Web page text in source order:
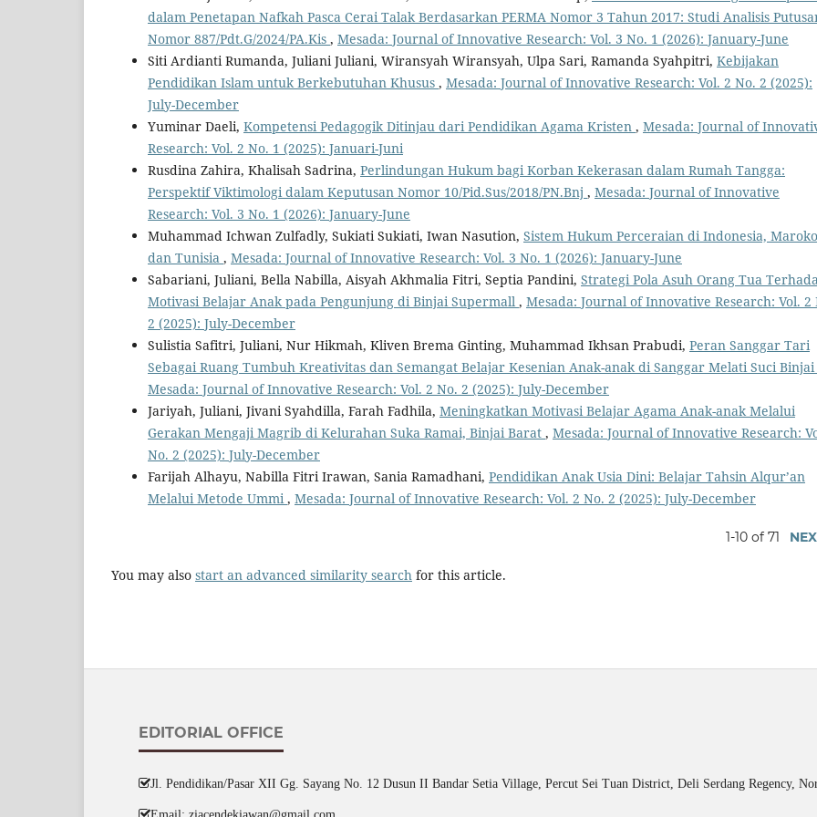
dalam Penetapan Nafkah Pasca Cerai Talak Berdasarkan PERMA Nomor 3 Tahun 2017: Studi Analisis
Nomor 887/Pdt.G/2024/PA.Kis , Mesada: Journal of Innovative Research: Vol. 3 No. 1 (2026): January-June
Siti Ardianti Rumanda, Juliani Juliani, Wiransyah Wiransyah, Ulpa Sari, Ramanda Syahpitri, Kebijakan
Pendidikan Islam untuk Berkebutuhan Khusus , Mesada: Journal of Innovative Research: Vol. 2 No. 2 (2025):
July-December
Yuminar Daeli, Kompetensi Pedagogik Ditinjau dari Pendidikan Agama Kristen , Mesada: Journal of
Research: Vol. 2 No. 1 (2025): Januari-Juni
Rusdina Zahira, Khalisah Sadrina, Perlindungan Hukum bagi Korban Kekerasan dalam Rumah Tangga:
Perspektif Viktimologi dalam Keputusan Nomor 10/Pid.Sus/2018/PN.Bnj , Mesada: Journal of Innovative
Research: Vol. 3 No. 1 (2026): January-June
Muhammad Ichwan Zulfadly, Sukiati Sukiati, Iwan Nasution, Sistem Hukum Perceraian di Indonesia, Maroko
dan Tunisia , Mesada: Journal of Innovative Research: Vol. 3 No. 1 (2026): January-June
Sabariani, Juliani, Bella Nabilla, Aisyah Akhmalia Fitri, Septia Pandini, Strategi Pola Asuh Orang Tua
Motivasi Belajar Anak pada Pengunjung di Binjai Supermall , Mesada: Journal of Innovative Research: Vol. 2
2 (2025): July-December
Sulistia Safitri, Juliani, Nur Hikmah, Kliven Brema Ginting, Muhammad Ikhsan Prabudi, Peran Sanggar Tari
Sebagai Ruang Tumbuh Kreativitas dan Semangat Belajar Kesenian Anak-anak di Sanggar Melati Suci Binjai
Mesada: Journal of Innovative Research: Vol. 2 No. 2 (2025): July-December
Jariyah, Juliani, Jivani Syahdilla, Farah Fadhila, Meningkatkan Motivasi Belajar Agama Anak-anak Melalui
Gerakan Mengaji Magrib di Kelurahan Suka Ramai, Binjai Barat , Mesada: Journal of Innovative Research:
No. 2 (2025): July-December
Farijah Alhayu, Nabilla Fitri Irawan, Sania Ramadhani, Pendidikan Anak Usia Dini: Belajar Tahsin Alqur’an
Melalui Metode Ummi, Mesada: Journal of Innovative Research: Vol. 2 No. 2 (2025): July-December
1-10 of 71
You may also start an advanced similarity search for this article.
EDITORIAL OFFICE
Jl. Pendidikan/Pasar XII Gg. Sayang No. 12 Dusun II Bandar Setia Village, Percut Sei Tuan District, Deli Serdang Regency,